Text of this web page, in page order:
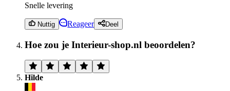
Snelle levering
Nuttig Reageer Deel
Hoe zou je Interieur-shop.nl beoordelen?
Hilde